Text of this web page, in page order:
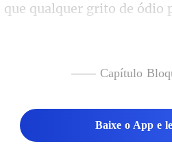
que qualquer grito de ódio
—— Capítulo
Baixe o App e